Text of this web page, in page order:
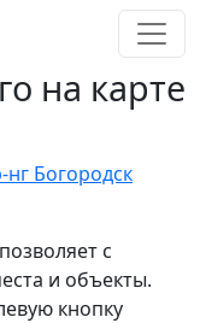
на карте
нг Богородск
с
и объекты.
кнопку